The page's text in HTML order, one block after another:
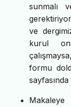
sunmalı
ve
kurul
formu